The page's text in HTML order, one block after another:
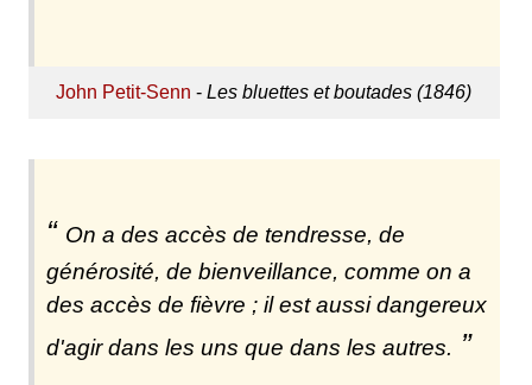
John Petit-Senn -Les bluettes et boutades (1846)
On a des accès de tendresse, de
générosité, de bienveillance, comme on a
des accès de fièvre ; il est aussi dangereux
d'agir dans les uns que dans les autres.